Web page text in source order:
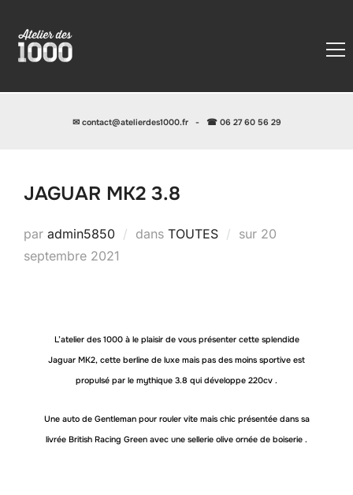
✉ contact@atelierdes1000.fr- ☎ 06 27 60 56 29
JAGUAR MK2 3.8
par admin5850 dans TOUTES sur Publié
20
septembre 2021
L’atelier des 1000 à le plaisir de vous présenter cette splendide
Jaguar MK2, cette berline de luxe mais pas des moins sportive est
propulsé par le mythique 3.8 qui développe 220cv .
Une auto de Gentleman pour rouler vite mais chic présentée dans sa
livrée British Racing Green avec une sellerie olive ornée de boiserie .